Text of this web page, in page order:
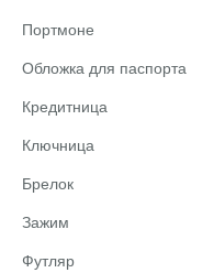
Портмоне
Обложка для паспорта
Кредитница
Ключница
Брелок
Зажим
Футляр